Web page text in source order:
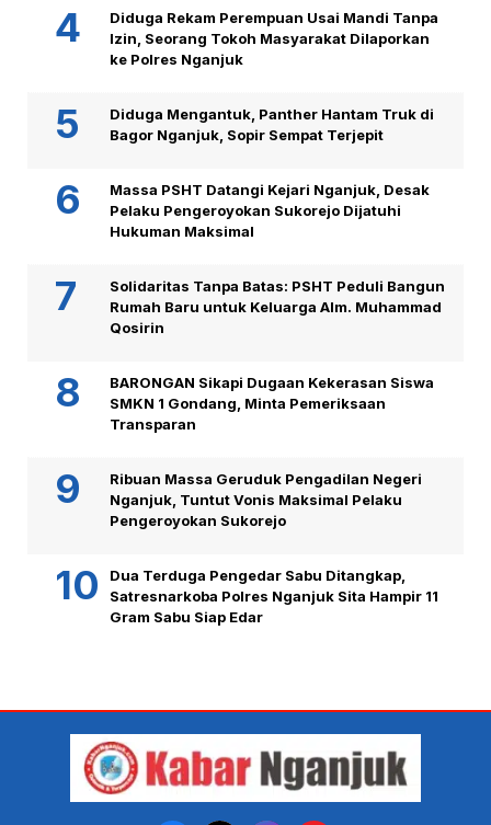
Diduga Rekam Perempuan Usai Mandi Tanpa
Izin, Seorang Tokoh Masyarakat Dilaporkan
ke Polres Nganjuk
Diduga Mengantuk, Panther Hantam Truk di
Bagor Nganjuk, Sopir Sempat Terjepit
Massa PSHT Datangi Kejari Nganjuk, Desak
Pelaku Pengeroyokan Sukorejo Dijatuhi
Hukuman Maksimal
Solidaritas Tanpa Batas: PSHT Peduli Bangun
Rumah Baru untuk Keluarga Alm. Muhammad
Qosirin
BARONGAN Sikapi Dugaan Kekerasan Siswa
SMKN 1 Gondang, Minta Pemeriksaan
Transparan
Ribuan Massa Geruduk Pengadilan Negeri
Nganjuk, Tuntut Vonis Maksimal Pelaku
Pengeroyokan Sukorejo
Dua Terduga Pengedar Sabu Ditangkap,
Satresnarkoba Polres Nganjuk Sita Hampir 11
Gram Sabu Siap Edar